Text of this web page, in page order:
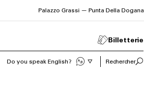
Palazzo Grassi — Punta Della Dogana
Billetterie
Do you speak English? Rechercher